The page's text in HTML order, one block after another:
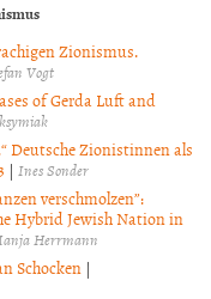
Zionismus.
Vogt
of Gerda Luft and
Deutsche Zionistinnen als
| Ines Sonder
verschmolzen”:
Hybrid Jewish Nation in
Herrmann
Schocken |